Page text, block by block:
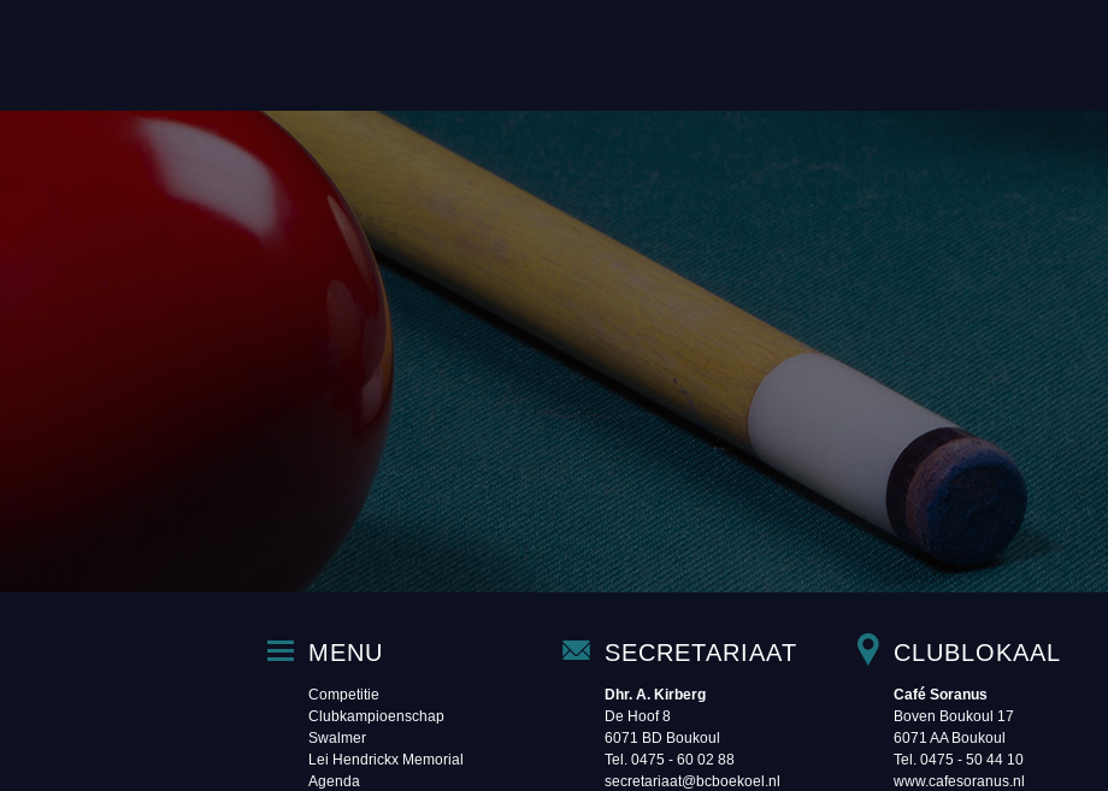
MENU
Competitie
Clubkampioenschap
Swalmer
Lei Hendrickx Memorial
Agenda
SECRETARIAAT
Dhr. A. Kirberg
De Hoof 8
6071 BD Boukoul
Tel. 0475 - 60 02 88‬
secretariaat@bcboekoel.nl
CLUBLOKAAL
Café Soranus
Boven Boukoul 17
6071 AA Boukoul
Tel. 0475 - 50 44 10
www.cafesoranus.nl